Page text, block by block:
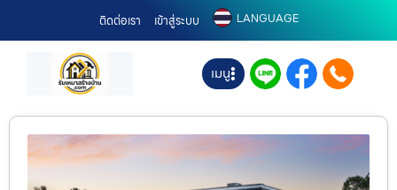
ติดต่อเรา เข้าสู่ระบบ LANGUAGE
เมนู